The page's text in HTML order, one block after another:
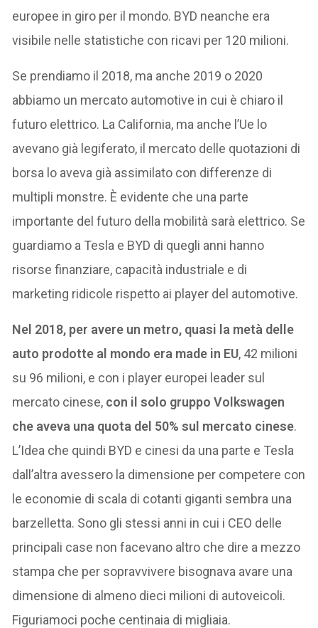
europee in giro per il mondo. BYD neanche era
visibile nelle statistiche con ricavi per 120 milioni.
Se prendiamo il 2018, ma anche 2019 o 2020
abbiamo un mercato automotive in cui è chiaro il
futuro elettrico. La California, ma anche l’Ue lo
avevano già legiferato, il mercato delle quotazioni di
borsa lo aveva già assimilato con differenze di
multipli monstre. È evidente che una parte
importante del futuro della mobilità sarà elettrico. Se
guardiamo a Tesla e BYD di quegli anni hanno
risorse finanziare, capacità industriale e di
marketing ridicole rispetto ai player del automotive.
Nel 2018, per avere un metro, quasi la metà delle
auto prodotte al mondo era made in EU, 42 milioni
su 96 milioni, e con i player europei leader sul
mercato cinese, con il solo gruppo Volkswagen
che aveva una quota del 50% sul mercato cinese.
L’Idea che quindi BYD e cinesi da una parte e Tesla
dall’altra avessero la dimensione per competere con
le economie di scala di cotanti giganti sembra una
barzelletta. Sono gli stessi anni in cui i CEO delle
principali case non facevano altro che dire a mezzo
stampa che per sopravvivere bisognava avare una
dimensione di almeno dieci milioni di autoveicoli.
Figuriamoci poche centinaia di migliaia.